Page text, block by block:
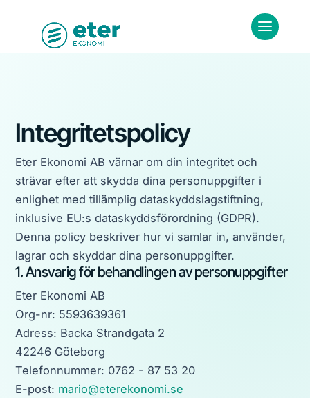
Integritetspolicy
Eter Ekonomi AB värnar om din integritet och
strävar efter att skydda dina personuppgifter i
enlighet med tillämplig dataskyddslagstiftning,
inklusive EU:s dataskyddsförordning (GDPR).
Denna policy beskriver hur vi samlar in, använder,
lagrar och skyddar dina personuppgifter.
1. Ansvarig för behandlingen av personuppgifter
Eter Ekonomi AB
Org-nr: 5593639361
Adress: Backa Strandgata 2
42246 Göteborg
Telefonnummer: 0762 - 87 53 20
E-post: mario@eterekonomi.se